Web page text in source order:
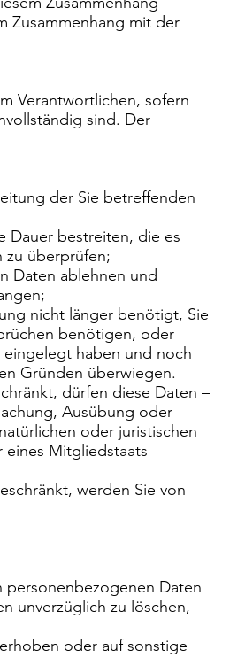
Zusammenhang mit der
Verantwortlichen, sofern
sind. Der
der Sie betreffenden
Dauer bestreiten, die es
zu überprüfen;
Daten ablehnen und
nicht länger benötigt, Sie
benötigen, oder
eingelegt haben und noch
Gründen überwiegen.
dürfen diese Daten –
Ausübung oder
oder juristischen
eines Mitgliedstaats
werden Sie von
personenbezogenen Daten
unverzüglich zu löschen,
oder auf sonstige